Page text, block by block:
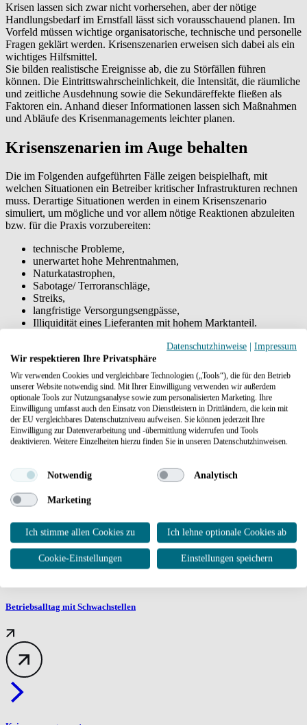
Krisen lassen sich zwar nicht vorhersehen, aber der nötige
Handlungsbedarf im Ernstfall lässt sich vorausschauend planen. Im
Vorfeld müssen wichtige organisatorische, technische und personelle
Fragen geklärt werden. Krisenszenarien erweisen sich dabei als ein
wichtiges Hilfsmittel.
Sie bilden realistische Ereignisse ab, die zu Störfällen führen
können. Die Eintrittswahrscheinlichkeit, die Intensität, die räumliche
und zeitliche Ausdehnung sowie die Sekundäreffekte fließen als
Faktoren ein. Anhand dieser Informationen lassen sich Maßnahmen
und Abläufe des Krisenmanagements leichter planen.
Krisenszenarien im Auge behalten
Die im Folgenden aufgeführten Fälle zeigen beispielhaft, mit
welchen Situationen ein Betreiber kritischer Infrastrukturen rechnen
muss. Derartige Situationen werden in einem Krisenszenario
simuliert, um mögliche und vor allem nötige Reaktionen abzuleiten
bzw. für die Praxis vorzubereiten:
technische Probleme,
unerwartet hohe Mehrentnahmen,
Naturkatastrophen,
Sabotage/ Terroranschläge,
Streiks,
langfristige Versorgungsengpässe,
Illiquidität eines Lieferanten mit hohem Marktanteil.
Ein Krisenmanagement, das im Ereignisfall sofort und effizient
agiert, sollte für Energie-, Gas- und Wasserversorger elementarer,
auch gesetzlich definierter Bestandteil ihres Versorgungsauftrages
sein.
Weitere Informationen
Betriebsalltag mit Schwachstellen
Datenschutzhinweise | Impressum
Wir respektieren Ihre Privatsphäre
Wir verwenden Cookies und vergleichbare Technologien („Tools“), die für den Betrieb
unserer Website notwendig sind. Mit Ihrer Einwilligung verwenden wir außerdem
optionale Tools zur Nutzungsanalyse sowie zum personalisierten Marketing. Ihre
Einwilligung umfasst auch den Einsatz von Dienstleistern in Drittländern, die kein mit
der EU vergleichbares Datenschutzniveau aufweisen. Sie können jederzeit Ihre
Einwilligung zur Datenverarbeitung und -übermittlung widerrufen und Tools
deaktivieren. Weitere Einzelheiten hierzu finden Sie in unseren Datenschutzhinweisen.
Notwendig Analytisch
Marketing
Ich stimme allen Cookies zu Ich lehne optionale Cookies ab
Cookie-Einstellungen Einstellungen speichern